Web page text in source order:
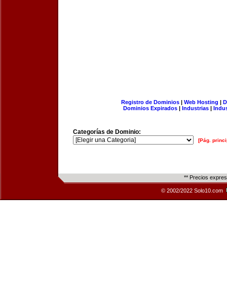
Registro de Dominios| Web Hosting |
Dominios Expirados | Industrias |
Categorías de Dominio:
[Pág.
** Precios
© 2002/2022 Solo10.com